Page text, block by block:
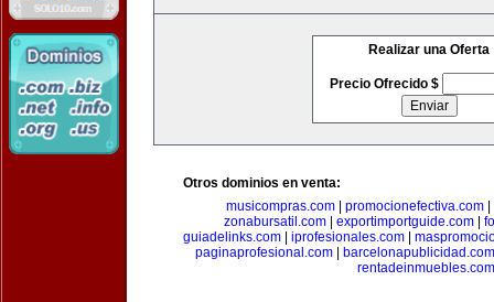
Realizar una Oferta
Precio Ofrecido $
Otros dominios en venta:
musicompras.com
promocionefectiva.com
zonabursatil.com
exportimportguide.com
guiadelinks.com
iprofesionales.com
paginaprofesional.com|
barcelonapublicidad.com
rentadeinmuebles.com